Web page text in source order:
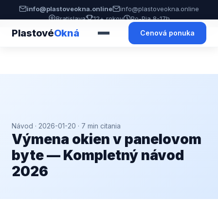
info@plastoveokna.online
info@plastoveokna.online
Bratislava
12+ rokov Po-Pia 8-17h
PlastovéOkná Cenová ponuka
Návod · 2026-01-20 · 7 min citania
Výmena okien v panelovom
byte — Kompletný návod
2026